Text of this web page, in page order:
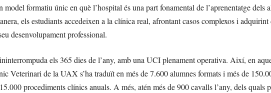
formatiu únic en què l’hospital és una part fonamental de l’aprenentatge dels
els estudiants accedeixen a la clínica real, afrontant casos complexos i
desenvolupament professional.
els 365 dies de l’any, amb una UCI plenament operativa. Així, en
Veterinari de la UAX s’ha traduït en més de 7.600 alumnes formats i més de
procediments clínics anuals. A més, atén més de 900 cavalls l’any, dels quals